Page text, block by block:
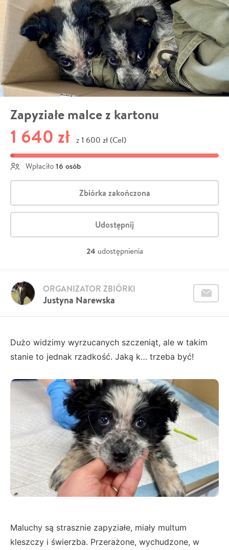
Zapyziałe malce z kartonu
1 640 zł z 1 600 zł (Cel)
Wpłaciło 16 osób
Zbiórka zakończona
Udostępnij
24 udostępnienia
Justyna Narewska
ORGANIZATOR ZBIÓRKI
Dużo widzimy wyrzucanych szczeniąt, ale w takim
stanie to jednak rzadkość. Jaką k… trzeba być!
Maluchy są strasznie zapyziałe, miały multum
kleszczy i świerzba. Przerażone, wychudzone, w